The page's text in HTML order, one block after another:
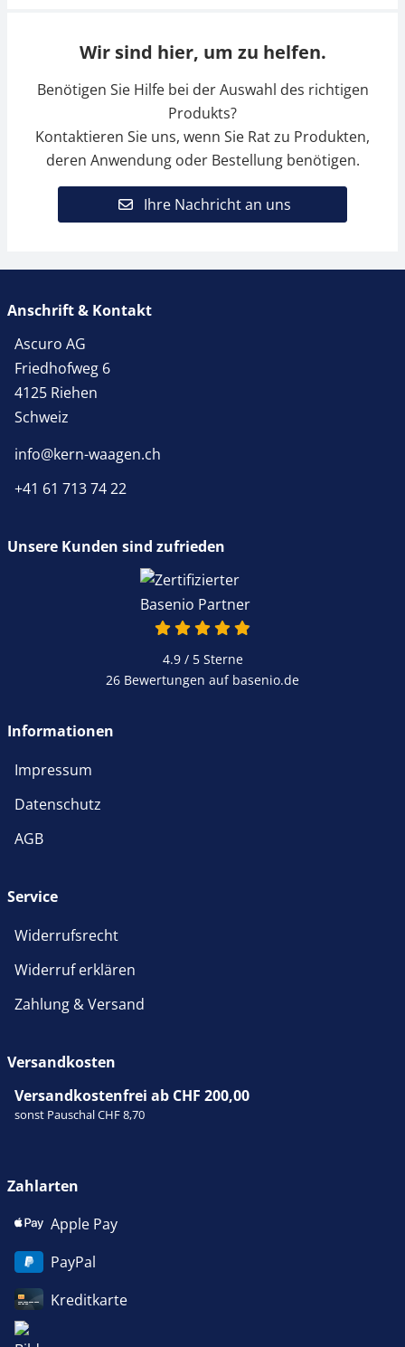
Wir sind hier, um zu helfen.
Benötigen Sie Hilfe bei der Auswahl des richtigen
Produkts?
Kontaktieren Sie uns, wenn Sie Rat zu Produkten,
deren Anwendung oder Bestellung benötigen.
Ihre Nachricht an uns
Anschrift & Kontakt
Ascuro AG
Friedhofweg 6
4125 Riehen
Schweiz
info@kern-waagen.ch
+41 61 713 74 22
Unsere Kunden sind zufrieden
4.9 / 5Sterne
26 Bewertungen auf basenio.de
Informationen
Impressum
Datenschutz
AGB
Service
Widerrufsrecht
Widerruf erklären
Zahlung & Versand
Versandkosten
Versandkostenfrei ab CHF 200,00
sonst Pauschal CHF 8,70
Zahlarten
Apple Pay
PayPal
Kreditkarte